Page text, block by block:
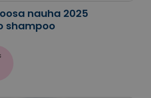
nauha 2025
shampoo